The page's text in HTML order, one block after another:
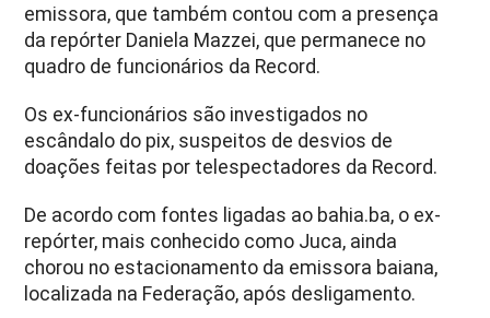
emissora, que também contou com a presença
da repórter Daniela Mazzei, que permanece no
quadro de funcionários da Record.
Os ex-funcionários são investigados no
escândalo do pix, suspeitos de desvios de
doações feitas por telespectadores da Record.
De acordo com fontes ligadas ao bahia.ba, o ex-
repórter, mais conhecido como Juca, ainda
chorou no estacionamento da emissora baiana,
localizada na Federação, após desligamento.